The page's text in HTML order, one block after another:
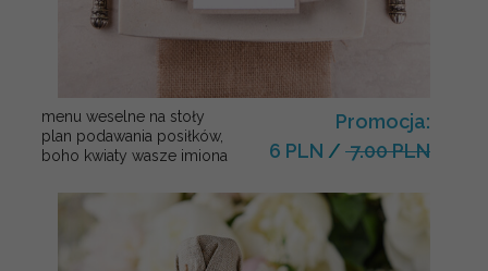
menu weselne na stoły
plan podawania posiłków,
boho kwiaty wasze imiona
Promocja:
6 PLN / 7.00 PLN